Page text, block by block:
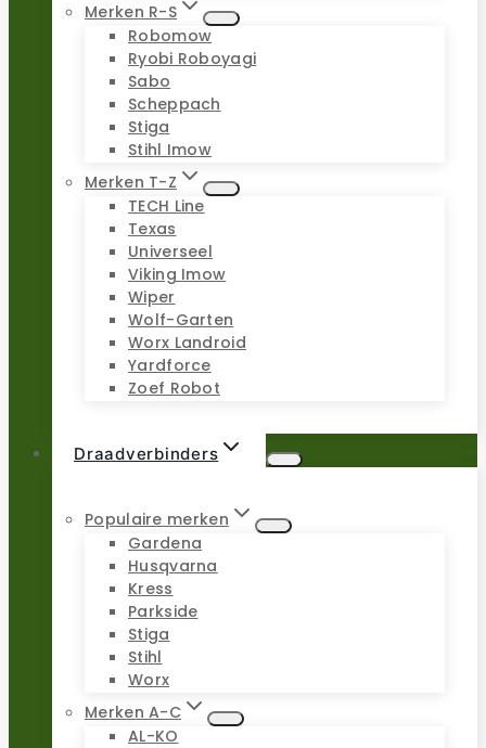
Merken R-S
Robomow
Ryobi Roboyagi
Sabo
Scheppach
Stiga
Stihl Imow
Merken T-Z
TECH Line
Texas
Universeel
Viking Imow
Wiper
Wolf-Garten
Worx Landroid
Yardforce
Zoef Robot
Draadverbinders
Populaire merken
Gardena
Husqvarna
Kress
Parkside
Stiga
Stihl
Worx
Merken A-C
AL-KO